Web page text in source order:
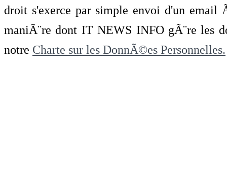
droit s'exerce par simple envoi d'un
maniÃ¨re dont IT NEWS INFO gÃ¨re les
notre Charte sur les DonnÃ©es Personnelles.